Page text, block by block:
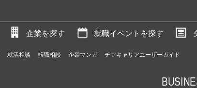
企業を探す 就職イベントを探す
就活相談 転職相談 企業マンガ チアキャリアユーザーガイド